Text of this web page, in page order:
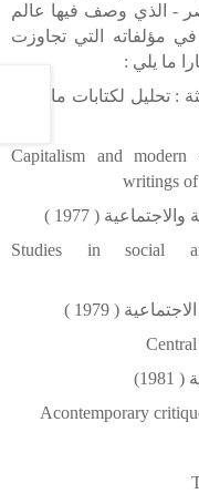
- الذي وصف فيها عالم
مؤلفاته التي تجاوزت
ما يلي :
: تحليل لكتابات ماركس
Capitalism and
writings
Studies in social
Acontemporary